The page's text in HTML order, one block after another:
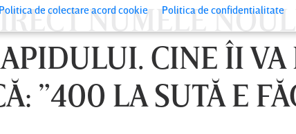
NUMELE
CINE ÎI VA
”400 LA SUTĂ E
Politica de colectare acord cookie Politica de confidentialitate